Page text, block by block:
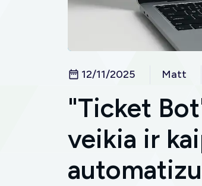
12/11/2025 Matt
"Ticket
veikia ir